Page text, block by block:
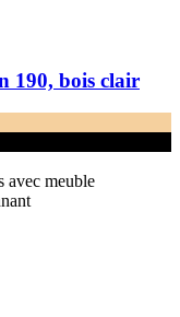
190, bois clair
avec meuble